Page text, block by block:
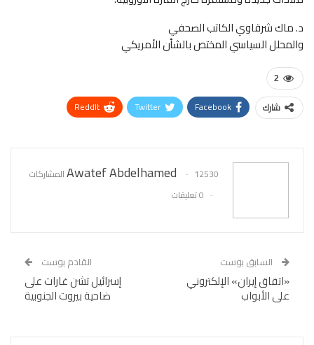
د. ماك شرقاوي الكاتب الصحفي
والمحلل السياسي المختص بالشأن الأمريكي
2
شارك Facebook
Twitter
ReddIt
Awatef Abdelhamed
12530 المشاركات
0 تعليقات
السابق بوست
«اتفاق إيران» الإلكتروني
على الأبواب
القادم بوست
إسرائيل تشن غارات على
ضاحية بيروت الجنوبية